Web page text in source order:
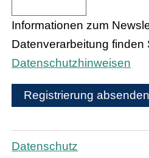
Informationen zum
Datenverarbeitung finden
Datenschutzhinweisen
Registrierung absenden
Datenschutz